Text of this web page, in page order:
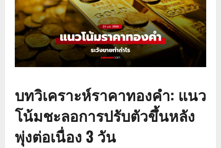
บทวิเคราะห์ราคาทองคำ: แนว
โน้มชะลอการปรับตัวขึ้นหลัง
พุ่งต่อเนื่อง 3 วัน